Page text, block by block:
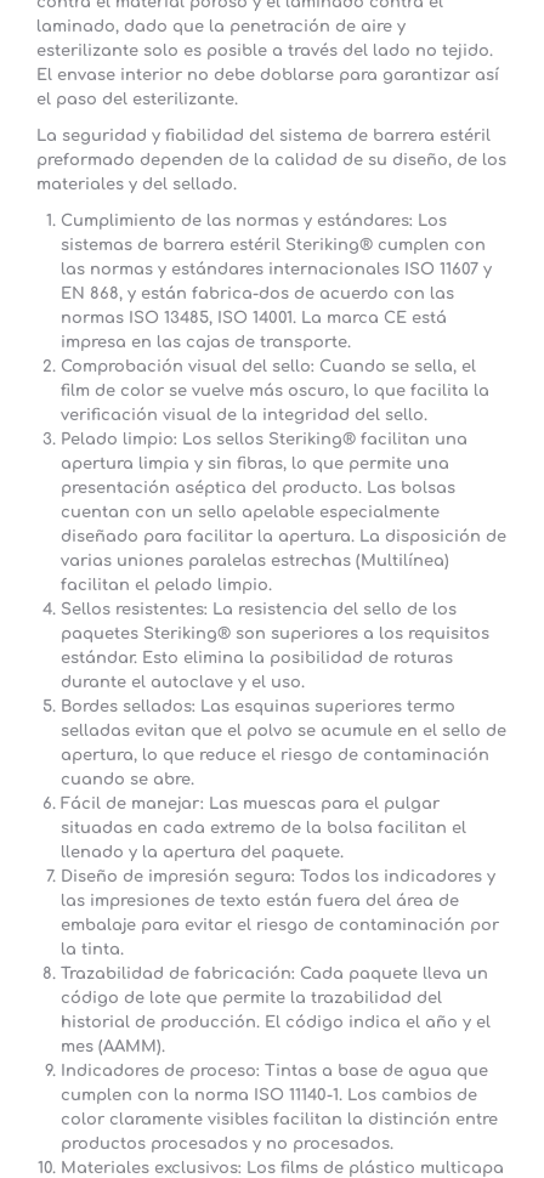
laminado, dado que la penetración de aire y
esterilizante solo es posible a través del lado no tejido.
El envase interior no debe doblarse para garantizar así
el paso del esterilizante.
La seguridad y fiabilidad del sistema de barrera estéril
preformado dependen de la calidad de su diseño, de los
materiales y del sellado.
Cumplimiento de las normas y estándares: Los
sistemas de barrera estéril Steriking® cumplen con
las normas y estándares internacionales ISO 11607 y
EN 868, y están fabrica-dos de acuerdo con las
normas ISO 13485, ISO 14001. La marca CE está
impresa en las cajas de transporte.
Comprobación visual del sello: Cuando se sella, el
film de color se vuelve más oscuro, lo que facilita la
verificación visual de la integridad del sello.
Pelado limpio: Los sellos Steriking® facilitan una
apertura limpia y sin fibras, lo que permite una
presentación aséptica del producto. Las bolsas
cuentan con un sello apelable especialmente
diseñado para facilitar la apertura. La disposición de
varias uniones paralelas estrechas (Multilínea)
facilitan el pelado limpio.
Sellos resistentes: La resistencia del sello de los
paquetes Steriking® son superiores a los requisitos
estándar. Esto elimina la posibilidad de roturas
durante el autoclave y el uso.
Bordes sellados: Las esquinas superiores termo
selladas evitan que el polvo se acumule en el sello de
apertura, lo que reduce el riesgo de contaminación
cuando se abre.
Fácil de manejar: Las muescas para el pulgar
situadas en cada extremo de la bolsa facilitan el
llenado y la apertura del paquete.
Diseño de impresión segura: Todos los indicadores y
las impresiones de texto están fuera del área de
embalaje para evitar el riesgo de contaminación por
la tinta.
Trazabilidad de fabricación: Cada paquete lleva un
código de lote que permite la trazabilidad del
historial de producción. El código indica el año y el
mes (AAMM).
Indicadores de proceso: Tintas a base de agua que
cumplen con la norma ISO 11140-1. Los cambios de
color claramente visibles facilitan la distinción entre
productos procesados y no procesados.
Materiales exclusivos: Los films de plástico multicapa